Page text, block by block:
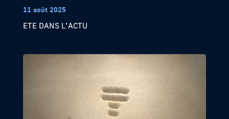
11 août 2025
ETE DANS L’ACTU